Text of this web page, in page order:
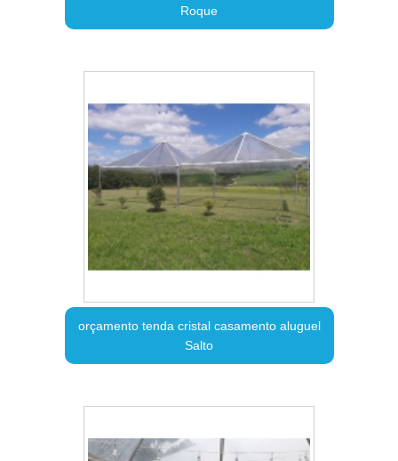
Roque
orçamento tenda cristal casamento aluguel
Salto